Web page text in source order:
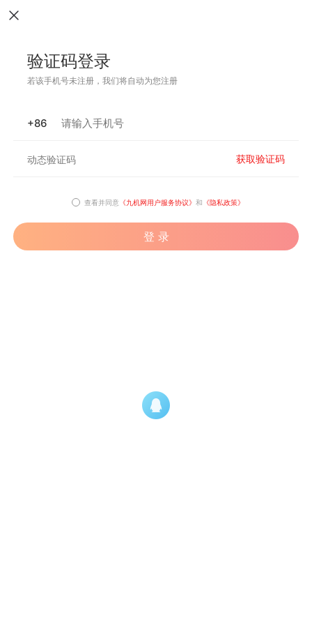
验证码登录
若该手机号未注册，我们将自动为您注册
+86
获取验证码
查看并同意 《九机网用户服务协议》 和 《隐私政策》
登 录